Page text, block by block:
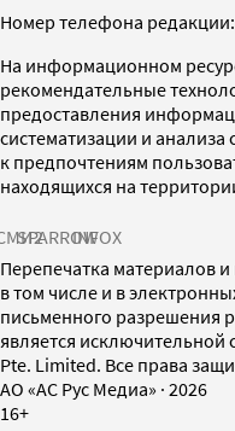
Номер телефона редакции:
На информационном
рекомендательные
предоставления
систематизации и анализа
к предпочтениям
находящихся на
SPARROWINFOX
Перепечатка материалов
в том числе и в
письменного разрешения
является исключительной
Pte. Limited. Все права
AO «АС Рус Медиа» · 2026
16+